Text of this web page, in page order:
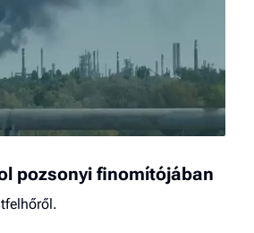
pozsonyi finomítójában